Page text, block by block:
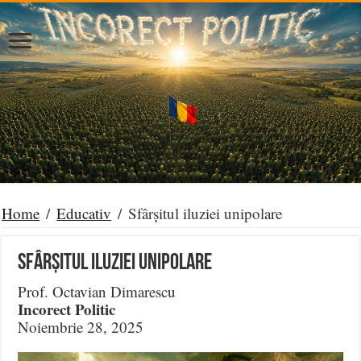
Home / Educativ / Sfârșitul iluziei unipolare
Sfârșitul iluziei unipolare
Prof. Octavian Dimarescu
Incorect Politic
Noiembrie 28, 2025